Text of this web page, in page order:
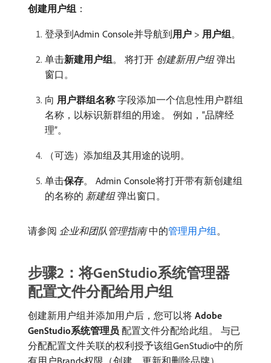
创建用户组 ：
登录到Admin Console并导航到​用户 > 用户组。
单击​新建用户组。 将打开​ 创建新用户组​弹出
窗口。
向​ 用户群组名称​字段添加一个信息性用户群组
名称，以标识新群组的用途。 例如，“品牌经
理”。
（可选）添加组及其用途的说明。
单击​保存。 Admin Console将打开带有新创建组
的名称的​ 新建组​弹出窗口。
请参阅​ 企业和团队管理指南​中的管理用户组。
步骤2：将GenStudio系统管理器
配置文件分配给用户组
创建新用户组并添加用户后，您可以将​ Adobe
GenStudio系统管理员 ​配置文件分配给此组。 与已
分配配置文件关联的权利授予该组GenStudio中的所